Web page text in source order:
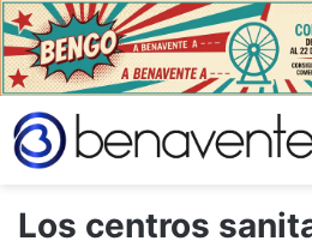
Los centros